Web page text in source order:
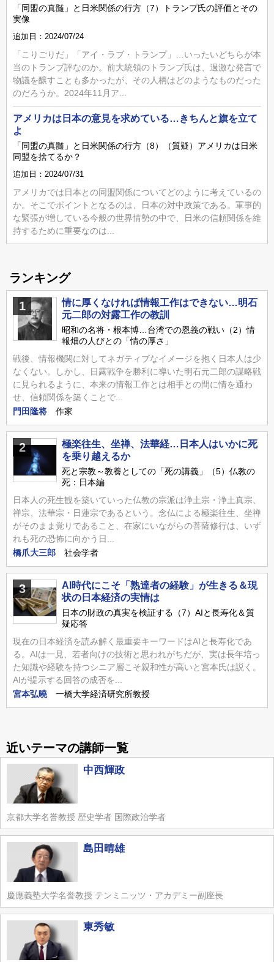
「同盟の真髄」と日米関係の行方（7）トランプ氏の評価とその
実像
追加日：2024/07/24
「こりごりだ」「アイ・ラブ・トランプ」…いったいどちらが本
当のトランプ評なのか。前大統領のトランプ氏は、過激な発言で
物議を醸すことも多かったが、その人柄はどのようなものだった
のだろうか。2024年11月ア...
アメリカは日本の意見を求めている…きちんと旗を立て
よ
「同盟の真髄」と日米関係の行方（8）（質疑）アメリカは日米
同盟を捨てるか？
追加日：2024/07/31
アメリカでは日本との同盟関係についてどのように考えているの
か。そこでポイントとなるのは、日本の対中政策である。軍事的
な緊張が増している今般の世界情勢の中で、日米の信頼関係を維
持するために重要なのは...
ランキング
1
情に厚くなければ情報工作はできない…明石
元二郎の対露工作の教訓
昭和の名将・根本博…台湾での恩義の戦い（2）情
報畑の人びとの「情の厚さ」
戦後、情報機関に対してネガティブなイメージを抱く日本人は少
なくない。しかし、日露戦争を勝利に導いた明石元二郎の謀略戦
に見られるように、本来の情報工作とは相手との間に情を通わ
せ、信頼関係を築くことで...
門田隆将
作家
2
極楽往生、坐禅、法華経…日本人はいかに死
を乗り越えるか
死と宗教～教養としての「死の講義」（5）仏教の
死：日本編
日本人の死生観を築いていった仏教の宗派は浄土宗・浄土真宗、
禅宗、法華宗・日蓮宗であるという。念仏による極楽往生、坐禅
がそのまま覚りであること、在家にいながらの菩薩修行は、いず
れも死の恐怖に向かう日...
橋爪大三郎
社会学者
3
AI時代にこそ「熟達者の経験」が生きる＆現
状の日本経済の実情は
日本の財政の真実を検証する（7）AIと長寿化＆質
疑応答
現在の日本経済を読み解く最重要キーワードはAIと長寿化であ
る。AIは一見、若者向けの技術と思われがちだが、実は長年培っ
た知識や経験を持つシニア層こそ親和性が高いと宮本氏は説く。
AIが提示する回答の成否を...
宮本弘曉
一橋大学経済研究所教授
近いテーマの講師一覧
中西輝政
京都大学名誉教授 歴史学者 国際政治学者
島田晴雄
慶應義塾大学名誉教授 テンミニッツ・アカデミー副座長
東秀敏